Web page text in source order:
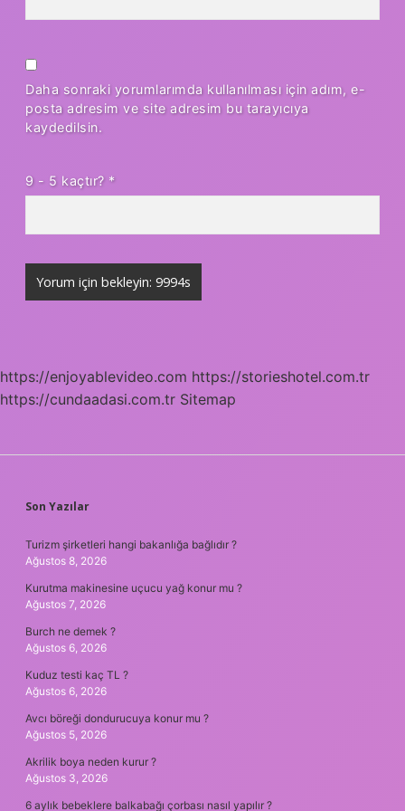
Daha sonraki yorumlarımda kullanılması için adım, e-
posta adresim ve site adresim bu tarayıcıya
kaydedilsin.
9 - 5 kaçtır? *
https://enjoyablevideo.com https://storieshotel.com.tr
https://cundaadasi.com.tr Sitemap
SIDEBAR
Son Yazılar
Turizm şirketleri hangi bakanlığa bağlıdır ?
Ağustos 8, 2026
Kurutma makinesine uçucu yağ konur mu ?
Ağustos 7, 2026
Burch ne demek ?
Ağustos 6, 2026
Kuduz testi kaç TL ?
Ağustos 6, 2026
Avcı böreği dondurucuya konur mu ?
Ağustos 5, 2026
Akrilik boya neden kurur ?
Ağustos 3, 2026
6 aylık bebeklere balkabağı çorbası nasıl yapılır ?